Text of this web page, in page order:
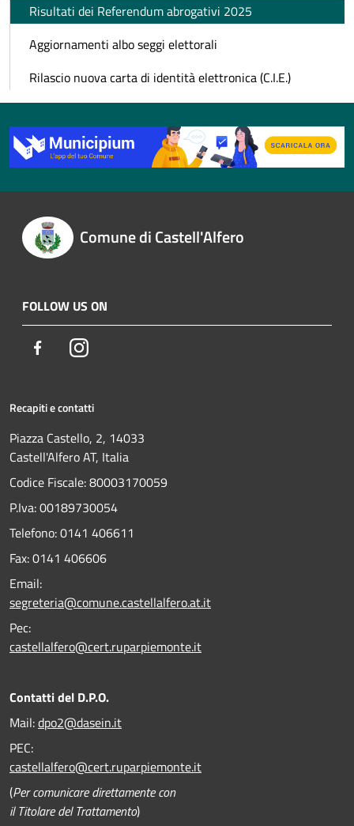
Risultati dei Referendum abrogativi 2025
Aggiornamenti albo seggi elettorali
Rilascio nuova carta di identità elettronica (C.I.E.)
Comune di Castell'Alfero
FOLLOW US ON
FacebookInstagram
Recapiti e contatti
Piazza Castello, 2, 14033
Castell'Alfero AT, Italia
Codice Fiscale: 80003170059
P.Iva: 00189730054
Telefono:0141 406611
Fax:0141 406606
Email:
segreteria@comune.castellalfero.at.it
Pec:
castellalfero@cert.ruparpiemonte.it
Contatti del D.P.O.
Mail:dpo2@dasein.it
PEC:
castellalfero@cert.ruparpiemonte.it
(Per comunicare direttamente con
il Titolare del Trattamento)